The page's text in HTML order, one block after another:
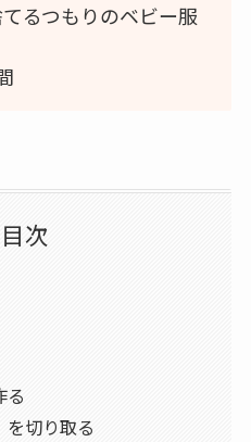
るつもりのベビー服
目次
る
切り取る